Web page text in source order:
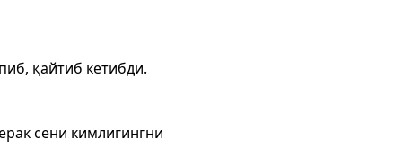
қайтиб кетибди.
сени кимлигингни